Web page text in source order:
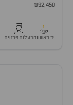
₪92,450
1
יד ראשונהבעלות פרטית